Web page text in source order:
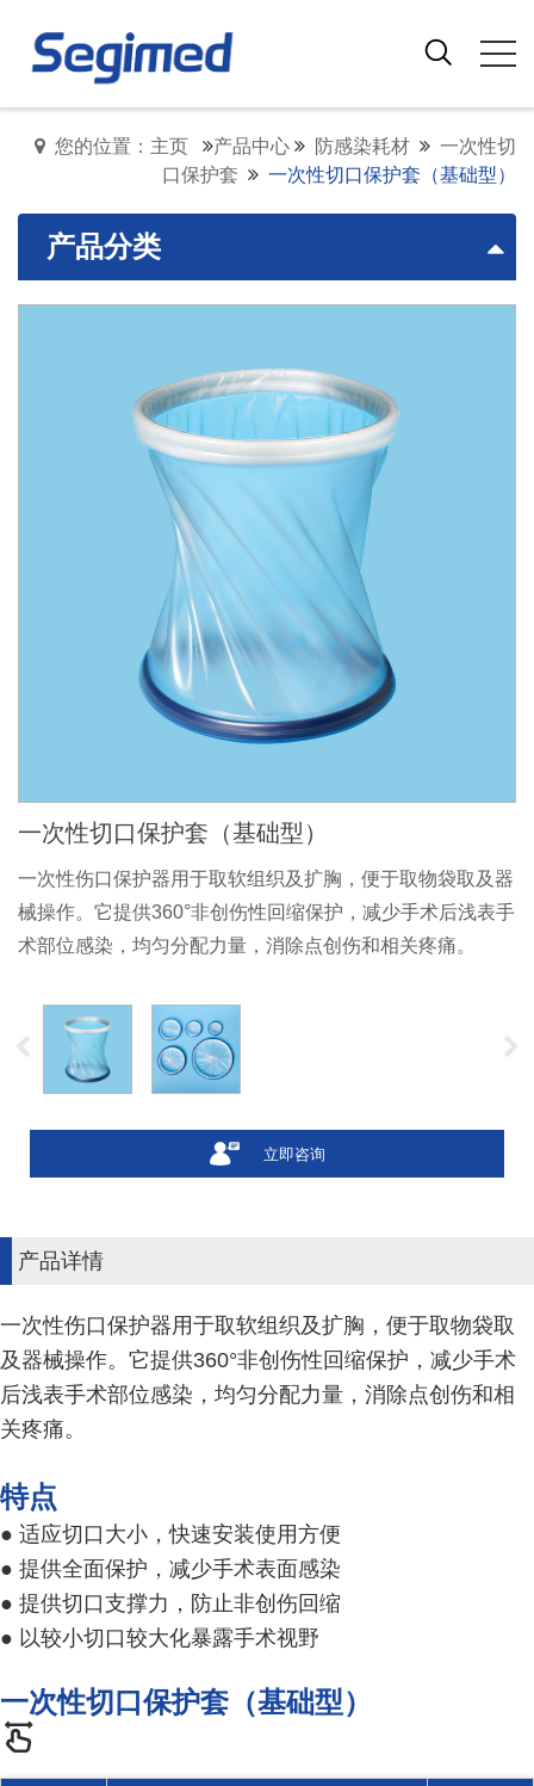
您的位置：主页 产品中心 防感染耗材
一次性切
口保护套
一次性切口保护套（基础型）
产品分类
一次性切口保护套（基础型）
一次性伤口保护器用于取软组织及扩胸，便于取物袋取及器
械操作。它提供360°非创伤性回缩保护，减少手术后浅表手
术部位感染，均匀分配力量，消除点创伤和相关疼痛。
立即咨询
产品详情
一次性伤口保护器用于取软组织及扩胸，便于取物袋取
及器械操作。它提供360°非创伤性回缩保护，减少手术
后浅表手术部位感染，均匀分配力量，消除点创伤和相
关疼痛。
特点
● 适应切口大小，快速安装使用方便
● 提供全面保护，减少手术表面感染
● 提供切口支撑力，防止非创伤回缩
● 以较小切口较大化暴露手术视野
一次性切口保护套（基础型）